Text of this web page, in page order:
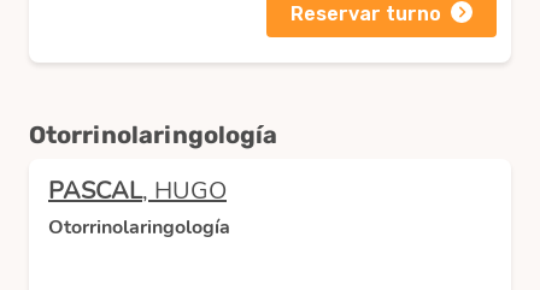
Reservar turno
Otorrinolaringología
PASCAL, HUGO
Otorrinolaringología